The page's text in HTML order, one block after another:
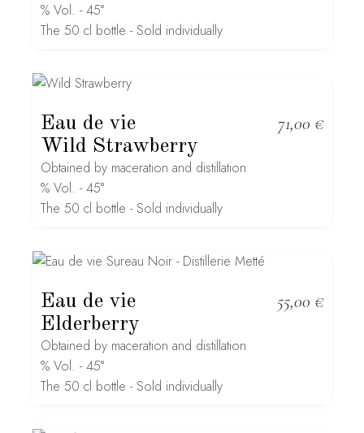
% Vol. - 45°
The 50 cl bottle - Sold individually
Eau de vie
Wild Strawberry
71,00 €
Obtained by maceration and distillation
% Vol. - 45°
The 50 cl bottle - Sold individually
Eau de vie
Elderberry
55,00 €
Obtained by maceration and distillation
% Vol. - 45°
The 50 cl bottle - Sold individually